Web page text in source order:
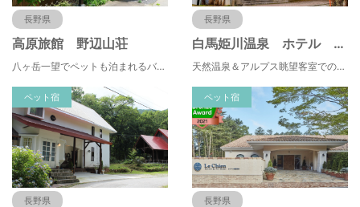
長野県
高原旅館 野辺山荘
八ヶ岳一望でペットも泊まれるバリアフリーの和風旅館（素泊まりと朝ごはんの宿）
長野県
白馬姫川温泉 ホテル ラ・モンターニュ・フルハタ
天然温泉＆アルプス眺望客室でのんびり♪国際山岳ガイドのオーナーに白馬の山遊びを相談可！ペットOK
ペット宿
長野県
ペット宿
長野県